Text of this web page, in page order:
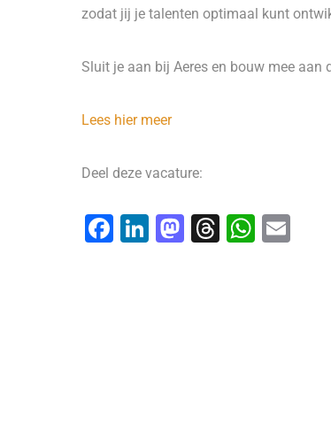
zodat jij je talenten optimaal kunt
Sluit je aan bij Aeres en bouw mee aan
Lees hier meer
Deel deze vacature:
F
Li
M T
W